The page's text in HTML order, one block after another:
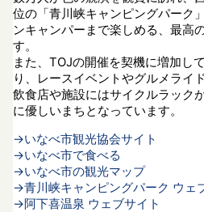
位の「青川峡キャンピングパーク
ンキャンパーまで楽しめる、最高
す。
また、TOJの開催を契機に増加し
り、レースイベントやグルメライ
飲食店や施設にはサイクルラック
に優しいまちとなっています。
→いなべ市観光協会サイト
→いなべ市で食べる
→いなべ市の観光マップ
→青川峡キャンピングパーク ウェ
→阿下喜温泉 ウェブサイト